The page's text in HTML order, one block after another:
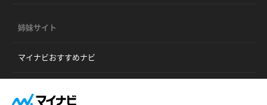
姉妹サイト
マイナビおすすめナビ